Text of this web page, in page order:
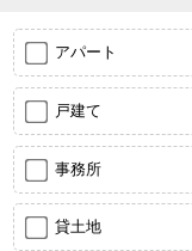
アパート
戸建て
事務所
貸土地